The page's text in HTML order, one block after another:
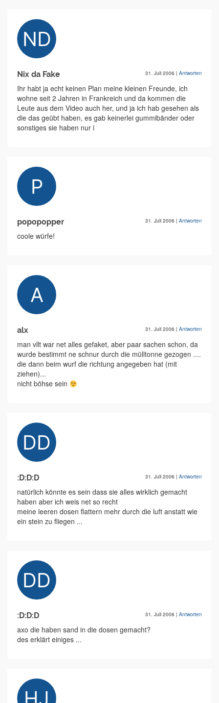
Nix da Fake 31. Juli 2006 | Antworten
Ihr habt ja echt keinen Plan meine kleinen Freunde, ich
wohne seit 2 Jahren in Frankreich und da kommen die
Leute aus dem Video auch her, und ja ich hab gesehen als
die das geübt haben, es gab keinerlei gummibänder oder
sonstiges sie haben nur i
popopopper 31. Juli 2006 | Antworten
coole würfe!
alx 31. Juli 2006 | Antworten
man vllt war net alles gefaket, aber paar sachen schon, da
wurde bestimmt ne schnur durch die mülltonne gezogen ....
die dann beim wurf die richtung angegeben hat (mit
ziehen)...
nicht böhse sein
:D:D:D 31. Juli 2006 | Antworten
natürlich könnte es sein dass sie alles wirklich gemacht
haben aber ich weis net so recht
meine leeren dosen flattern mehr durch die luft anstatt wie
ein stein zu fliegen ...
:D:D:D 31. Juli 2006 | Antworten
axo die haben sand in die dosen gemacht?
des erklärt einiges ...